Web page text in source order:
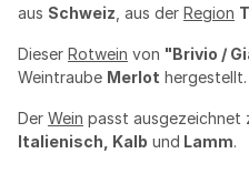
aus Schweiz , aus der Region
Dieser Rotwein von "Brivio /
Weintraube Merlot hergestellt.
Der Wein passt ausgezeichnet
Italienisch, Kalb und Lamm.